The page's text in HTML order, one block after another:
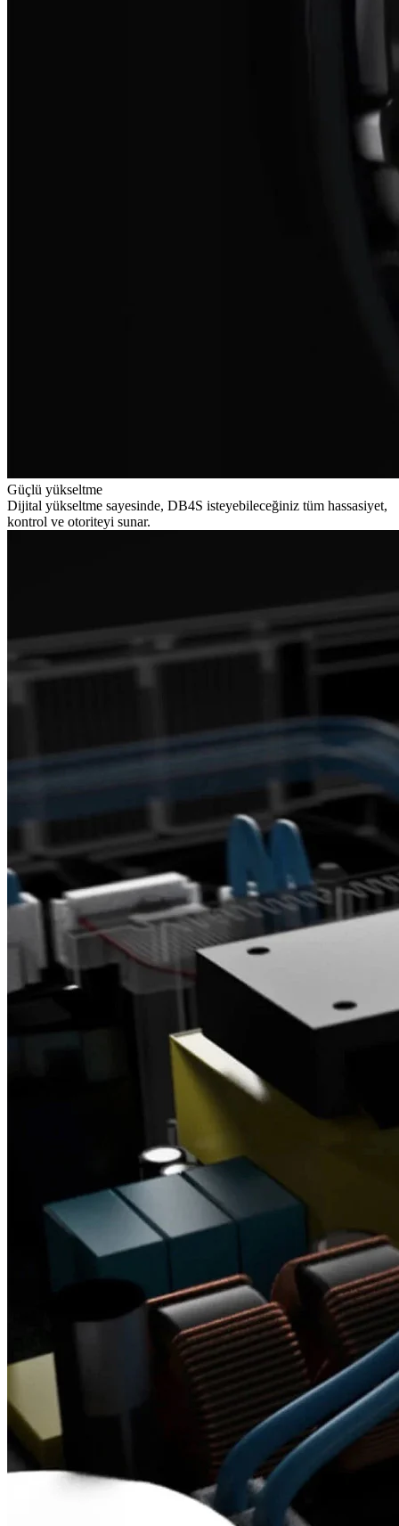
Güçlü yükseltme
Dijital yükseltme sayesinde, DB4S isteyebileceğiniz tüm hassasiyet,
kontrol ve otoriteyi sunar.